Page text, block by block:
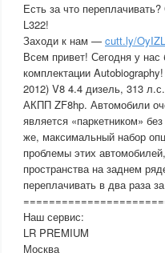
Есть за что
L322!
Заходи к нам — cutt.ly/
Всем привет! Сегодня у
комплектации
2012) V8 4.4 дизель, 313
АКПП ZF8hp. Автомобили
является «паркетником»
же, максимальный набор
проблемы этих
пространства на заднем
переплачивать в два раза
Наш сервис:
LR PREMIUM
Москва